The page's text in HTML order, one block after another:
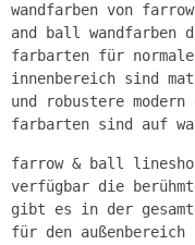
wandfarben von
and ball wandfarben
farbarten für normale
innenbereich sind
und robustere
farbarten sind auf
farrow & ball
verfügbar die
gibt es in der
für den außenbereich